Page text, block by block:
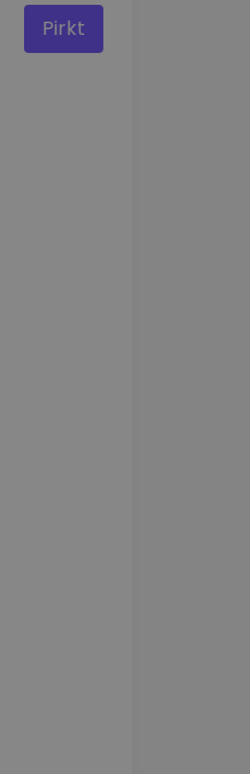
Pirkt